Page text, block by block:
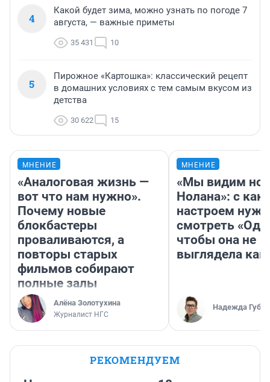
4
Какой будет зима, можно узнать по погоде 7
августа, — важные приметы
35 431 10
5
Пирожное «Картошка»: классический рецепт
в домашних условиях с тем самым вкусом из
детства
30 622 15
МНЕНИЕ
«Аналоговая жизнь —
вот что нам нужно».
Почему новые
блокбастеры
проваливаются, а
повторы старых
фильмов собирают
полные залы
Алёна Золотухина
Журналист НГС
МНЕНИЕ
«Мы видим
Нолана»: с
настроем
смотреть
чтобы она не
выглядела как
Надежда
РЕКОМЕНДУЕМ